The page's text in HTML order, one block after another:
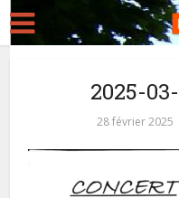
2025-
28 février 2025